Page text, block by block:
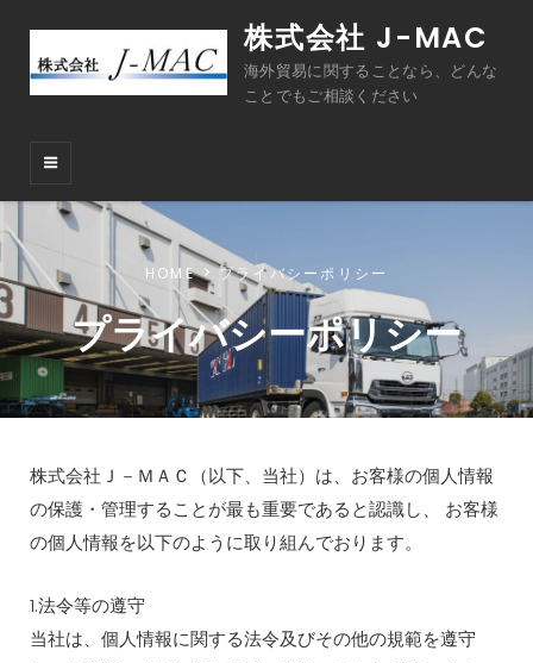
株式会社 J-MAC
海外貿易に関することなら、どんな
ことでもご相談ください
HOME プライバシーポリシー
プライバシーポリシー
株式会社Ｊ－ＭＡＣ（以下、当社）は、お客様の個人情報
の保護・管理することが最も重要であると認識し、 お客様
の個人情報を以下のように取り組んでおります。
1.法令等の遵守
当社は、個人情報に関する法令及びその他の規範を遵守